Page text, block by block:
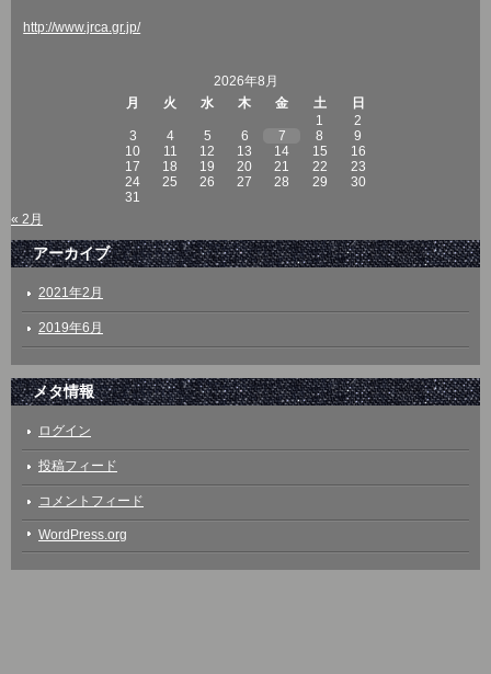
http://www.jrca.gr.jp/
2026年8月
月
火 水 木 金 土
日
1
2
3
4 5 6 7 8
9
10
11 12 13 14 15
16
17
18 19 20 21 22
23
24
25 26 27 28 29
30
31
« 2月
アーカイブ
2021年2月
2019年6月
メタ情報
ログイン
投稿フィード
コメントフィード
WordPress.org